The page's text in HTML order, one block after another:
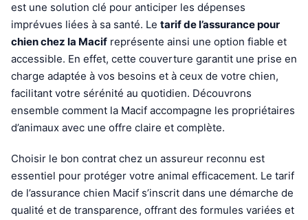
est une solution clé pour anticiper les dépenses
imprévues liées à sa santé. Le tarif de l’assurance pour
chien chez la Macif représente ainsi une option fiable et
accessible. En effet, cette couverture garantit une prise en
charge adaptée à vos besoins et à ceux de votre chien,
facilitant votre sérénité au quotidien. Découvrons
ensemble comment la Macif accompagne les propriétaires
d’animaux avec une offre claire et complète.
Choisir le bon contrat chez un assureur reconnu est
essentiel pour protéger votre animal efficacement. Le tarif
de l’assurance chien Macif s’inscrit dans une démarche de
qualité et de transparence, offrant des formules variées et